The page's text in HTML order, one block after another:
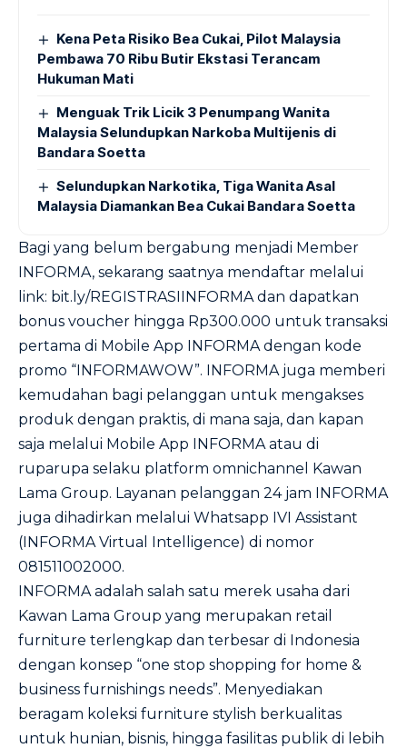
Kena Peta Risiko Bea Cukai, Pilot Malaysia
Pembawa 70 Ribu Butir Ekstasi Terancam
Hukuman Mati
Menguak Trik Licik 3 Penumpang Wanita
Malaysia Selundupkan Narkoba Multijenis di
Bandara Soetta
Selundupkan Narkotika, Tiga Wanita Asal
Malaysia Diamankan Bea Cukai Bandara Soetta
Bagi yang belum bergabung menjadi Member
INFORMA, sekarang saatnya mendaftar melalui
link: bit.ly/REGISTRASIINFORMA dan dapatkan
bonus voucher hingga Rp300.000 untuk transaksi
pertama di Mobile App INFORMA dengan kode
promo “INFORMAWOW”. INFORMA juga memberi
kemudahan bagi pelanggan untuk mengakses
produk dengan praktis, di mana saja, dan kapan
saja melalui Mobile App INFORMA atau di
ruparupa selaku platform omnichannel Kawan
Lama Group. Layanan pelanggan 24 jam INFORMA
juga dihadirkan melalui Whatsapp IVI Assistant
(INFORMA Virtual Intelligence) di nomor
081511002000.
INFORMA adalah salah satu merek usaha dari
Kawan Lama Group yang merupakan retail
furniture terlengkap dan terbesar di Indonesia
dengan konsep “one stop shopping for home &
business furnishings needs”. Menyediakan
beragam koleksi furniture stylish berkualitas
untuk hunian, bisnis, hingga fasilitas publik di lebih